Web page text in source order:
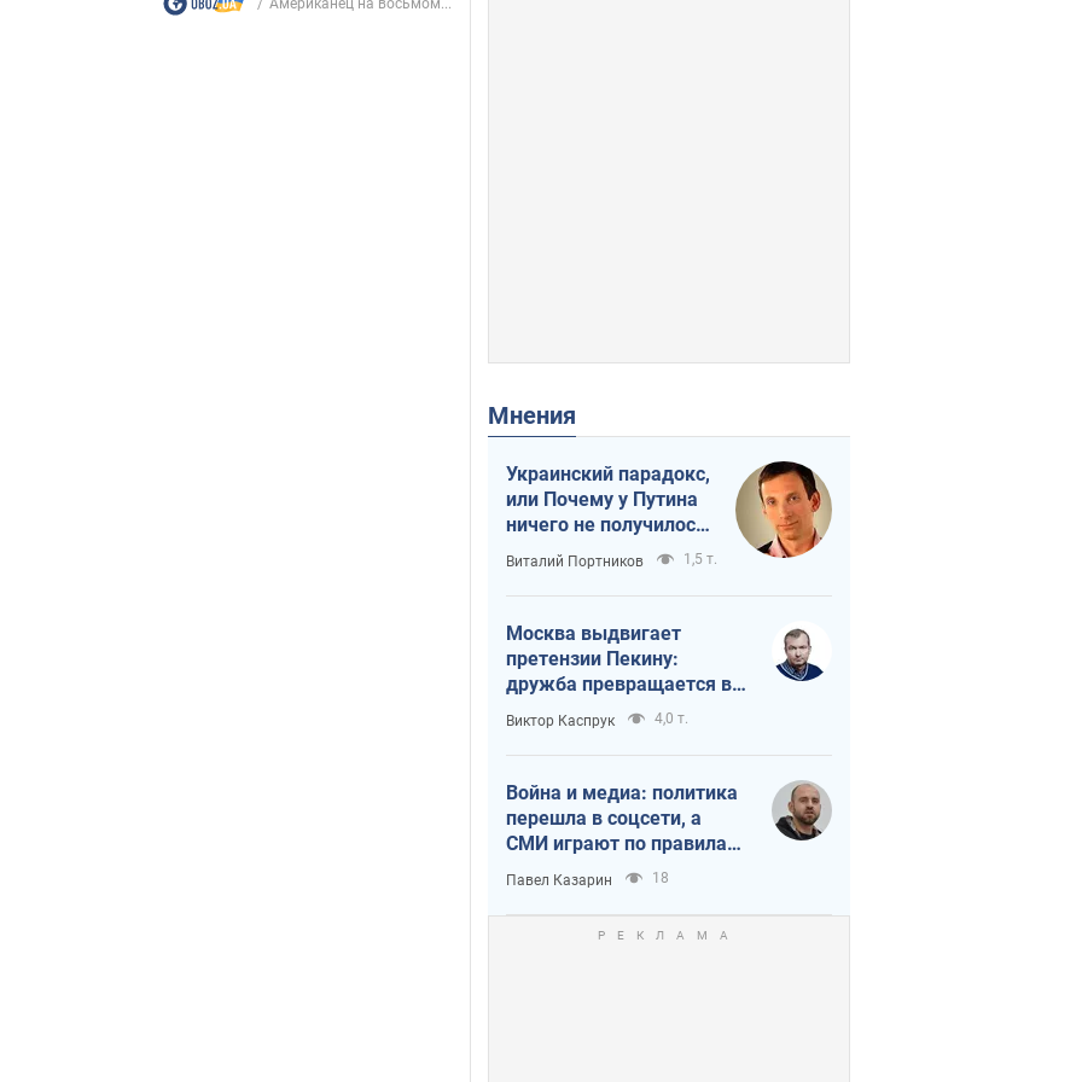
Американец на восьмом...
Мнения
Украинский парадокс,
или Почему у Путина
ничего не получилось
с Украиной
Виталий Портников 1,5 т.
Москва выдвигает
претензии Пекину:
дружба превращается в
зависимость России от
Китая
Виктор Каспрук 4,0 т.
Война и медиа: политика
перешла в соцсети, а
СМИ играют по правилам
YouTube
Павел Казарин 18